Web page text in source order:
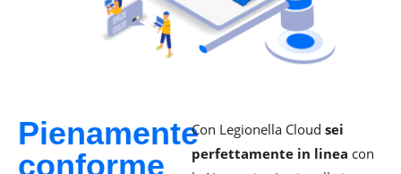
Pienamente
conforme
Con Legionella Cloud sei
perfettamente in linea con